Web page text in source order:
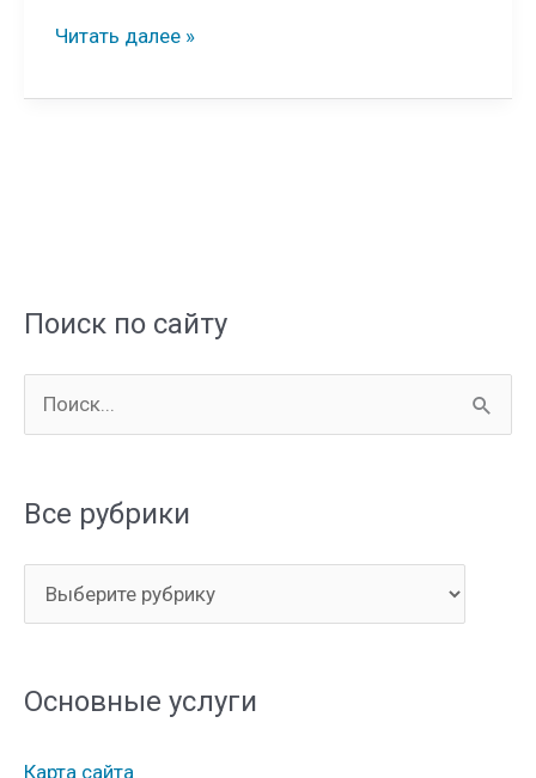
Дизайн
в
Читать далее »
Поиск по сайту
о
с
Все рубрики
с
р
Основные услуги
Карта сайта